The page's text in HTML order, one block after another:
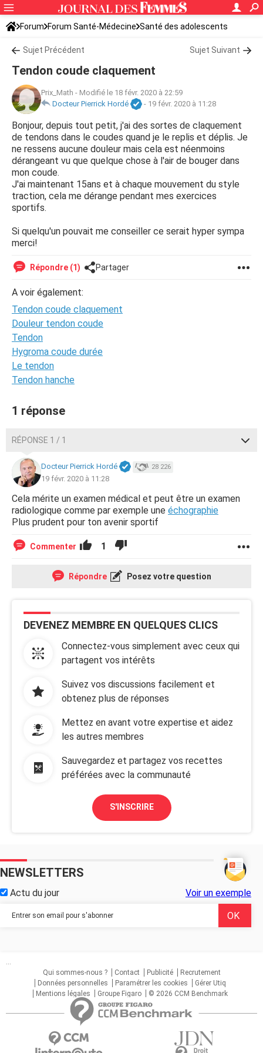
Forum Forum Santé-Médecine Santé des adolescents
Sujet Précédent Sujet Suivant
Tendon coude claquement
Prix_Math - Modifié le 18 févr. 2020 à 22:59
Docteur Pierrick Hordé
- 19 févr. 2020 à 11:28
Bonjour, depuis tout petit, j'ai des sortes de claquement
de tendons dans le coudes quand je le replis et déplis. Je
ne ressens aucune douleur mais cela est néenmoins
dérangeant vu que quelque chose à l'air de bouger dans
mon coude.
J'ai maintenant 15ans et à chaque mouvement du style
traction, cela me dérange pendant mes exercices
sportifs.
Si quelqu'un pouvait me conseiller ce serait hyper sympa
merci!
Répondre (1) Partager
A voir également:
Tendon coude claquement
Douleur tendon coude
Tendon
Hygroma coude durée
Le tendon
Tendon hanche
1 réponse
RÉPONSE 1 / 1
Docteur Pierrick Hordé 28 226
19 févr. 2020 à 11:28
Cela mérite un examen médical et peut être un examen
radiologique comme par exemple une échographie
Plus prudent pour ton avenir sportif
Commenter 1
Répondre Posez votre question
DEVENEZ MEMBRE EN QUELQUES CLICS
Connectez-vous simplement avec ceux qui
partagent vos intérêts
Suivez vos discussions facilement et
obtenez plus de réponses
Mettez en avant votre expertise et aidez
les autres membres
Sauvegardez et partagez vos recettes
préférées avec la communauté
S'INSCRIRE
NEWSLETTERS
Actu du jour Voir un exemple
...
Qui sommes-nous ?
Contact Publicité
Recrutement
Données personnelles
Paramétrer les cookies
Gérer Utiq
Mentions légales
Groupe Figaro © 2026 CCM Benchmark